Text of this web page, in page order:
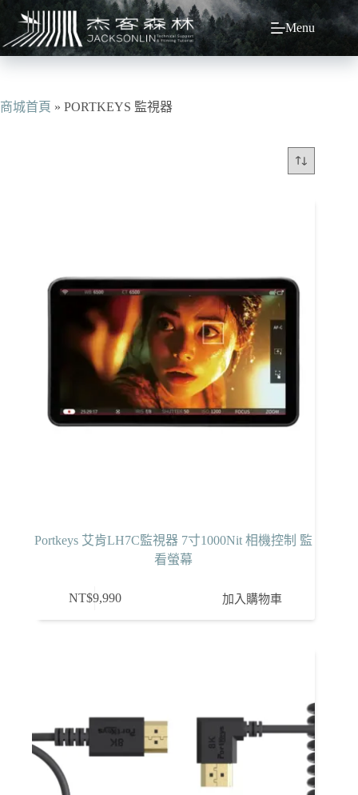
主
容
Menu
商城首頁 » PORTKEYS 監視器
Portkeys 艾肯LH7C監視器 7寸1000Nit 相機控制 監
看螢幕
NT$9,990 加入購物車